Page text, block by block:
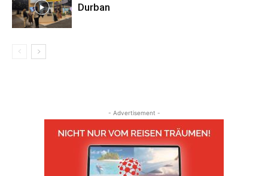
Durban
- Advertisement -